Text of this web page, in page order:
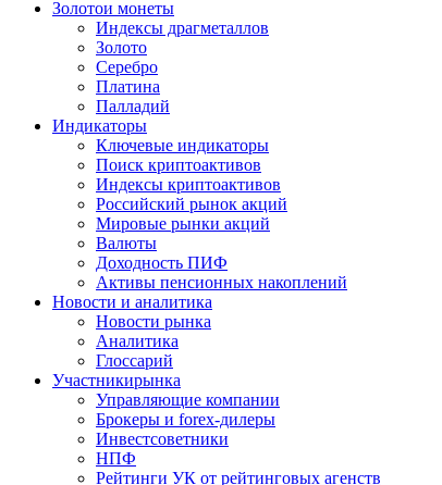
Золотои монеты
Индексы драгметаллов
Золото
Серебро
Платина
Палладий
Индикаторы
Ключевые индикаторы
Поиск криптоактивов
Индексы криптоактивов
Российский рынок акций
Мировые рынки акций
Валюты
Доходность ПИФ
Активы пенсионных накоплений
Новости и аналитика
Новости рынка
Аналитика
Глоссарий
Участникирынка
Управляющие компании
Брокеры и forex-дилеры
Инвестсоветники
НПФ
Рейтинги УК от рейтинговых агенств